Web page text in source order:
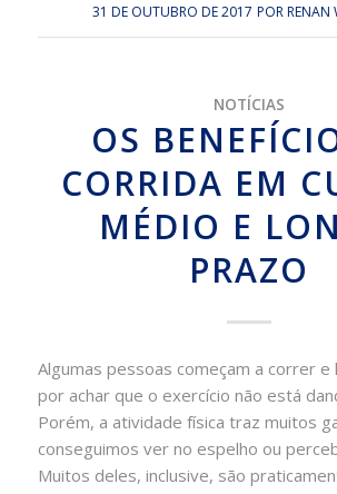
31 DE OUTUBRO DE 2017 PORRENAN
NOTÍCIAS
OS
CORRIDA EM
MÉDIO E
PRAZO
Algumas pessoas começam a correr
por achar que o exercício não está
Porém, a atividade física traz muitos
conseguimos ver no espelho ou
Muitos deles, inclusive, são